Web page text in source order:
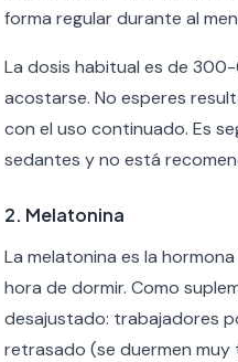
forma regular durante al
La dosis habitual es de
acostarse. No esperes
con el uso continuado. Es
sedantes y no está
2. Melatonina
La melatonina es la
hora de dormir. Como
desajustado: trabajadores
retrasado (se duermen